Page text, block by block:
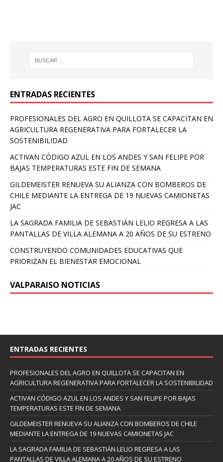
ENTRADAS RECIENTES
PROFESIONALES DEL AGRO EN QUILLOTA SE CAPACITAN EN
AGRICULTURA REGENERATIVA PARA FORTALECER LA
SOSTENIBILIDAD
ACTIVAN CÓDIGO AZUL EN LOS ANDES Y SAN FELIPE POR
BAJAS TEMPERATURAS ESTE FIN DE SEMANA
GILDEMEISTER RENUEVA SU ALIANZA CON BOMBEROS DE
CHILE MEDIANTE LA ENTREGA DE 19 NUEVAS CAMIONETAS
JAC
LA SAGRADA FAMILIA DE SEBASTIÁN LELIO REGRESA A LAS
PANTALLAS DE VILLA ALEMANA A 20 AÑOS DE SU ESTRENO
CONSTRUYENDO COMUNIDADES EDUCATIVAS QUE
PRIORIZAN EL BIENESTAR EMOCIONAL
VALPARAISO NOTICIAS
ENTRADAS RECIENTES
PROFESIONALES DEL AGRO EN QUILLOTA SE CAPACITAN EN
AGRICULTURA REGENERATIVA PARA FORTALECER LA SOSTENIBILIDAD
ACTIVAN CÓDIGO AZUL EN LOS ANDES Y SAN FELIPE POR BAJAS
TEMPERATURAS ESTE FIN DE SEMANA
GILDEMEISTER RENUEVA SU ALIANZA CON BOMBEROS DE CHILE
MEDIANTE LA ENTREGA DE 19 NUEVAS CAMIONETAS JAC
LA SAGRADA FAMILIA DE SEBASTIÁN LELIO REGRESA A LAS
PANTALLAS DE VILLA ALEMANA A 20 AÑOS DE SU ESTRENO